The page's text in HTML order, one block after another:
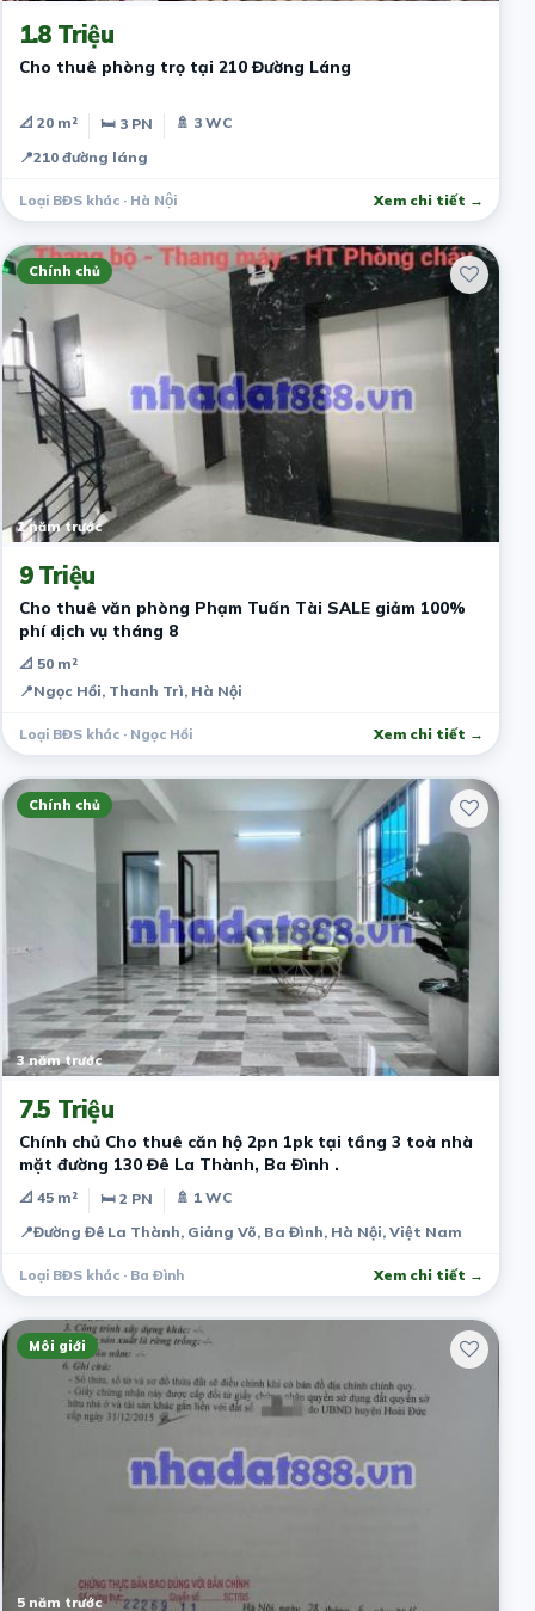
1.8 Triệu
Cho thuê phòng trọ tại 210 Đường Láng
📐 20 m² 🛏 3 PN
🚿 3 WC
📍210 đường láng
Loại BĐS khác · Hà Nội Xem chi tiết →
Chính chủ
2 năm trước
9 Triệu
Cho thuê văn phòng Phạm Tuấn Tài SALE giảm 100%
phí dịch vụ tháng 8
📐 50 m²
📍Ngọc Hồi, Thanh Trì, Hà Nội
Loại BĐS khác · Ngọc Hồi Xem chi tiết →
Chính chủ
3 năm trước
7.5 Triệu
Chính chủ Cho thuê căn hộ 2pn 1pk tại tầng 3 toà nhà
mặt đường 130 Đê La Thành, Ba Đình .
📐 45 m² 🛏 2 PN
🚿 1 WC
📍Đường Đê La Thành, Giảng Võ, Ba Đình, Hà Nội, Việt Nam
Loại BĐS khác · Ba Đình Xem chi tiết →
Môi giới
5 năm trước